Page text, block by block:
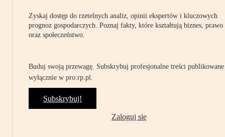
Zyskaj dostęp do rzetelnych analiz, opinii ekspertów i kluczowych
prognoz gospodarczych. Poznaj fakty, które kształtują biznes, prawo
oraz społeczeństwo.
Buduj swoją przewagę. Subskrybuj profesjonalne treści publikowane
wyłącznie w pro.rp.pl.
Subskrybuj!
Zaloguj się